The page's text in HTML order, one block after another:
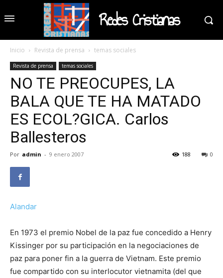
Redes Cristianas
Inicio Revista de prensa temas sociales
Revista de prensa temas sociales
NO TE PREOCUPES, LA
BALA QUE TE HA MATADO
ES ECOL?GICA. Carlos
Ballesteros
Por admin - 9 enero 2007 0
188
Alandar
En 1973 el premio Nobel de la paz fue concedido a Henry
Kissinger por su participación en la negociaciones de
paz para poner fin a la guerra de Vietnam. Este premio
fue compartido con su interlocutor vietnamita (del que